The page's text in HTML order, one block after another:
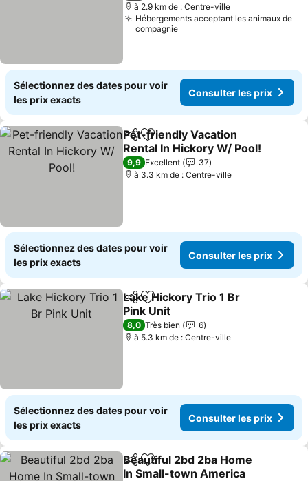
à 2.9 km de : Centre-ville
Hébergements acceptant les animaux de
compagnie
Sélectionnez des dates pour voir
les prix exacts
Consulter les prix
PartagerAjouter à mes favoris
Pet-friendly Vacation
Rental In Hickory W/ Pool!
9,9 Excellent
37
à 3.3 km de : Centre-ville
Sélectionnez des dates pour voir
les prix exacts
Consulter les prix
PartagerAjouter à mes favoris
Lake Hickory Trio 1 Br
Pink Unit
8,0 Très bien
6
à 5.3 km de : Centre-ville
Sélectionnez des dates pour voir
les prix exacts
Consulter les prix
PartagerAjouter à mes favoris
Beautiful 2bd 2ba Home
In Small-town America